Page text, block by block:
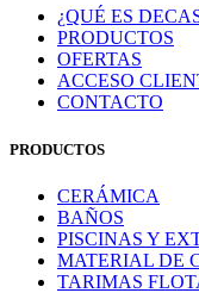
¿QUÉ ES
PRODUCTOS
OFERTAS
ACCESO
CONTACTO
PRODUCTOS
CERÁMICA
BAÑOS
PISCINAS Y
MATERIAL DE
TARIMAS